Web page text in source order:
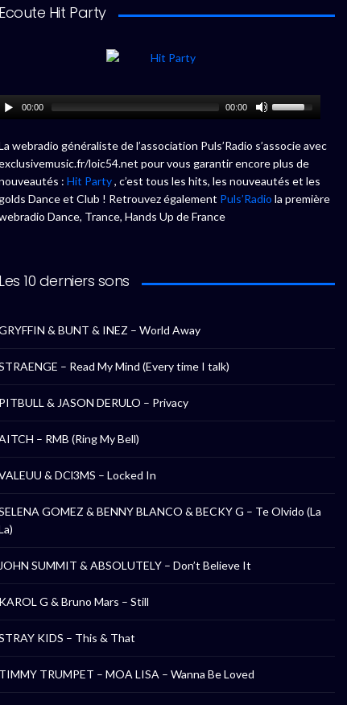
Ecoute Hit Party
00:00 00:00
webradio généraliste de l’association Puls’Radio s’associe avec
loic54.net pour vous garantir encore plus de
: Hit Party, c’est tous les hits, les nouveautés et les
Dance et Club ! Retrouvez également Puls’Radio la première
Dance, Trance, Hands Up de France
Les 10 derniers sons
& BUNT & INEZ – World Away
– Read My Mind (Every time I talk)
PITBULL & JASON DERULO – Privacy
– RMB (Ring My Bell)
& DCl3MS – Locked In
GOMEZ & BENNY BLANCO & BECKY G – Te Olvido (La
SUMMIT & ABSOLUTELY – Don’t Believe It
KAROL G & Bruno Mars – Still
KIDS – This & That
TIMMY TRUMPET – MOA LISA – Wanna Be Loved